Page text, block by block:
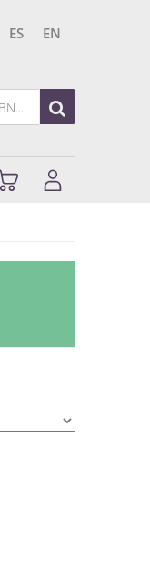
ES EN